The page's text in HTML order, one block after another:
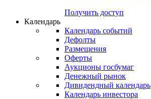
Получить доступ
Календарь
Календарь событий
Дефолты
Размещения
Оферты
Аукционы госбумаг
Денежный рынок
Дивидендный календарь
Календарь инвестора